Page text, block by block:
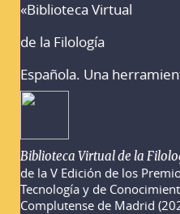
«Biblioteca Virtual
de la Filología
Española. Una
Biblioteca Virtual de la
de la V Edición de los
Tecnología y de
Complutense de Madrid